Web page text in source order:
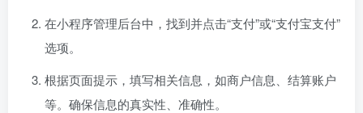
在小程序管理后台中，找到并点击“支付”或“支付宝支付”
选项。
根据页面提示，填写相关信息，如商户信息、结算账户
等。确保信息的真实性、准确性。